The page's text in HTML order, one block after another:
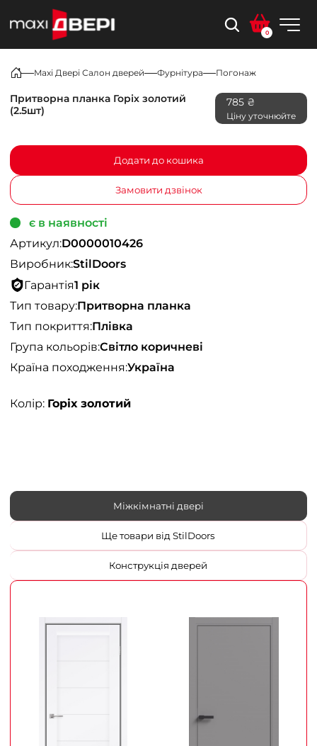
0
Maxi Двері Салон дверей Фурнітура Погонаж
Притворна планка Горіх золотий
(2.5шт)
785 ₴
Ціну уточнюйте
Додати до кошика
Замовити дзвінок
є в наявності
Артикул:D0000010426
Виробник:StilDoors
Гарантія1 рік
Тип товару:Притворна планка
Тип покриття:Плівка
Група кольорів:Світло коричневі
Країна походження:Україна
Колір: Горіх золотий
Міжкімнатні двері
Ще товари від StilDoors
Конструкція дверей